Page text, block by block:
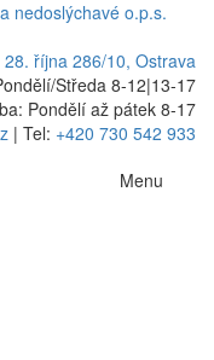
28. října 286/10, Ostrava
Středa 8-12|13-17
Pondělí až pátek 8-17
| Tel: +420 730 542 933
Menu